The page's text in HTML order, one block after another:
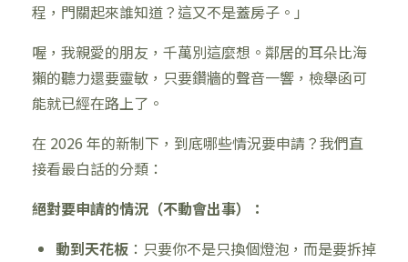
程，門關起來誰知道？這又不是蓋房子。」
喔，我親愛的朋友，千萬別這麼想。鄰居的耳朵比海
獺的聽力還要靈敏，只要鑽牆的聲音一響，檢舉函可
能就已經在路上了。
在 2026 年的新制下，到底哪些情況要申請？我們直
接看最白話的分類：
絕對要申請的情況（不動會出事）：
動到天花板：只要你不是只換個燈泡，而是要拆掉